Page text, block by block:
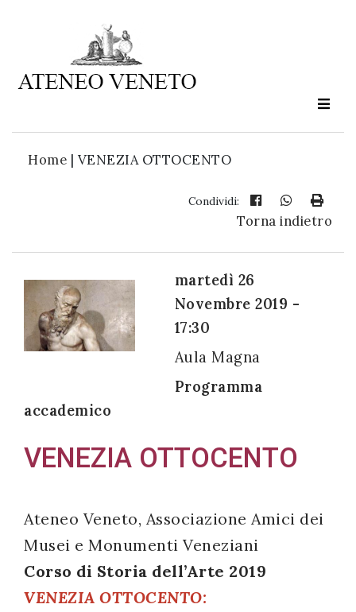
Home | VENEZIA OTTOCENTO
Condividi:
Torna indietro
martedì 26
Novembre 2019 -
17:30
Aula Magna
Programma
accademico
VENEZIA OTTOCENTO
Ateneo Veneto, Associazione Amici dei
Musei e Monumenti Veneziani
Corso di Storia dell’Arte 2019
VENEZIA OTTOCENTO:
Ateneo
è
cultura
newsletter:
Acconsento
all'uso dei
personali in
decreto
legislativo